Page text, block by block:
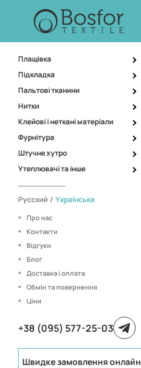
Плащівка
Підкладка
Пальтові тканини
Нитки
Клейові і неткані матеріали
Фурнітура
Штучне хутро
Утеплювачі та інше
Русский / Українська
Про нас
Контакти
Відгуки
Блог
Доставка і оплата
Обмін та повернення
Ціни
+38 (095) 577-25-03
Швидке замовлення онлайн